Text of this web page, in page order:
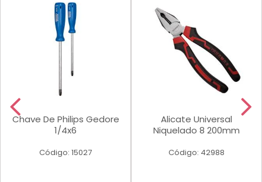
Chave De Philips Gedore
1/4x6
Código: 15027
Alicate Universal
Niquelado 8 200mm
Código: 42988